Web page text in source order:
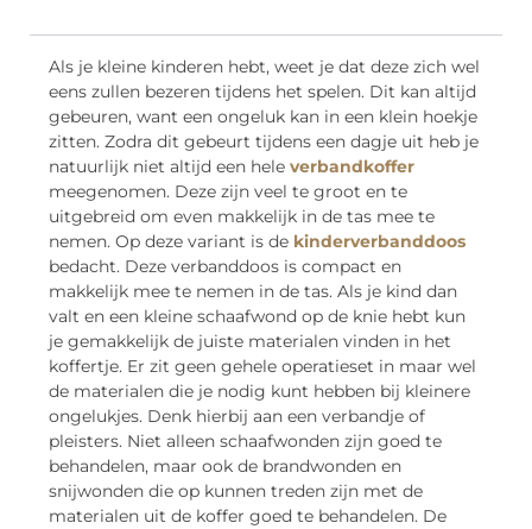
Als je kleine kinderen hebt, weet je dat deze zich wel
eens zullen bezeren tijdens het spelen. Dit kan altijd
gebeuren, want een ongeluk kan in een klein hoekje
zitten. Zodra dit gebeurt tijdens een dagje uit heb je
natuurlijk niet altijd een hele verbandkoffer
meegenomen. Deze zijn veel te groot en te
uitgebreid om even makkelijk in de tas mee te
nemen. Op deze variant is de kinderverbanddoos
bedacht. Deze verbanddoos is compact en
makkelijk mee te nemen in de tas. Als je kind dan
valt en een kleine schaafwond op de knie hebt kun
je gemakkelijk de juiste materialen vinden in het
koffertje. Er zit geen gehele operatieset in maar wel
de materialen die je nodig kunt hebben bij kleinere
ongelukjes. Denk hierbij aan een verbandje of
pleisters. Niet alleen schaafwonden zijn goed te
behandelen, maar ook de brandwonden en
snijwonden die op kunnen treden zijn met de
materialen uit de koffer goed te behandelen. De